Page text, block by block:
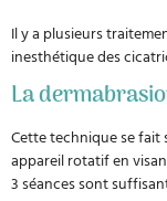
Il y a plusieurs
inesthétique des
La
Cette technique se fait
appareil rotatif en
3 séances sont